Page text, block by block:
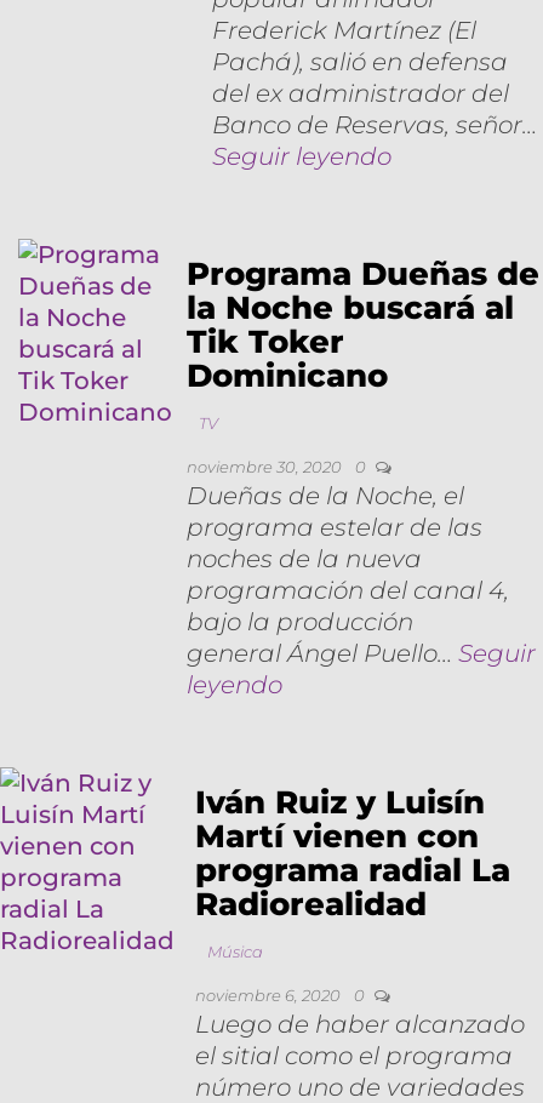
Frederick Martínez (El
Pachá), salió en defensa
del ex administrador del
Banco de Reservas, señor…
Seguir leyendo
Programa Dueñas de
la Noche buscará al
Tik Toker
Dominicano
TV
noviembre 30, 2020 0
Dueñas de la Noche, el
programa estelar de las
noches de la nueva
programación del canal 4,
bajo la producción
general Ángel Puello…Seguir
leyendo
Iván Ruiz y Luisín
Martí vienen con
programa radial La
Radiorealidad
Música
noviembre 6, 2020 0
Luego de haber alcanzado
el sitial como el programa
número uno de variedades